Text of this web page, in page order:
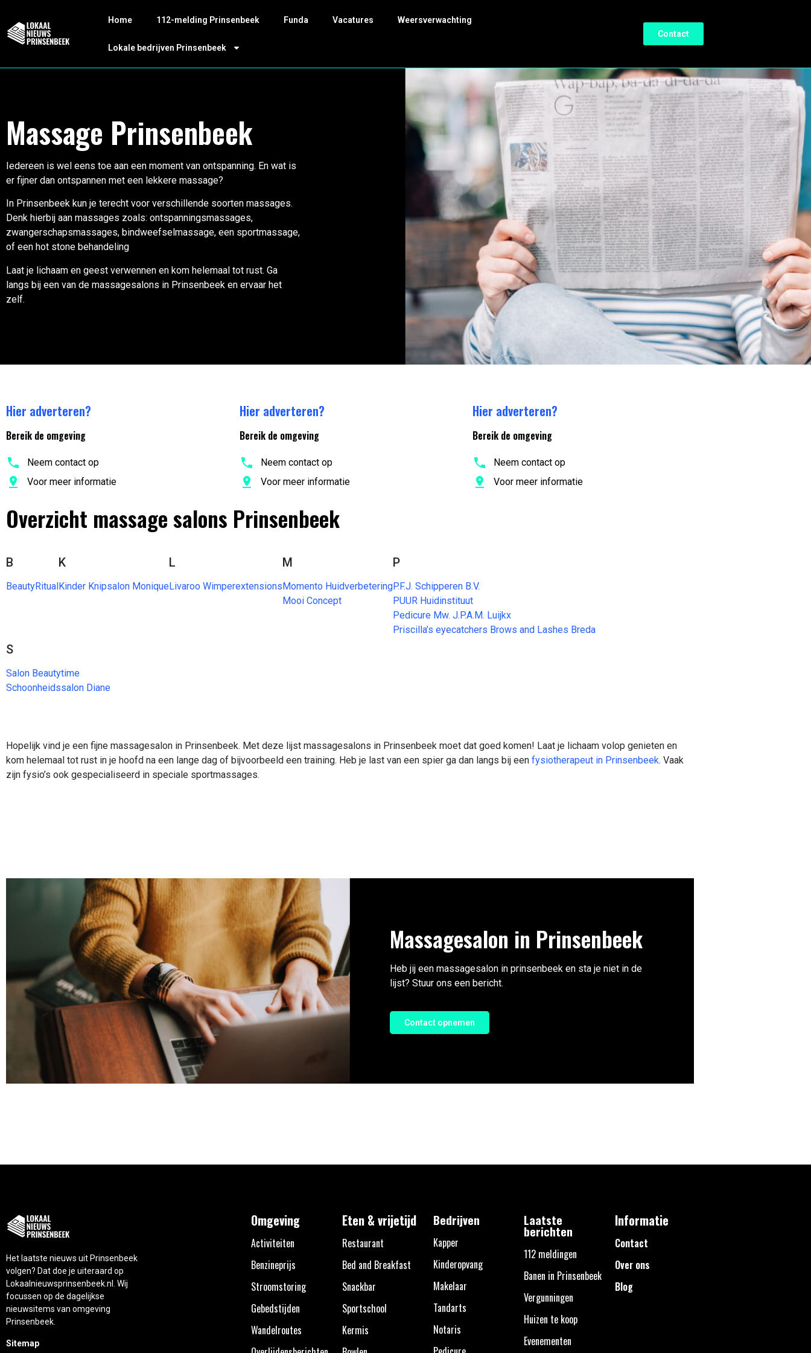
Home 112-melding Prinsenbeek Funda Vacatures Weersverwachting
Lokale bedrijven Prinsenbeek
Contact
Massage Prinsenbeek
Iedereen is wel eens toe aan een moment van ontspanning. En wat is
er fijner dan ontspannen met een lekkere massage?
In Prinsenbeek kun je terecht voor verschillende soorten massages.
Denk hierbij aan massages zoals: ontspanningsmassages,
zwangerschapsmassages, bindweefselmassage, een sportmassage,
of een hot stone behandeling
Laat je lichaam en geest verwennen en kom helemaal tot rust. Ga
langs bij een van de massagesalons in Prinsenbeek en ervaar het
zelf.
Hier adverteren?
Bereik de omgeving
Neem contact op
Voor meer informatie
Hier adverteren?
Bereik de omgeving
Neem contact op
Voor meer informatie
Hier adverteren?
Bereik de omgeving
Neem contact op
Voor meer informatie
Overzicht massage salons Prinsenbeek
B
BeautyRitual
K
Kinder Knipsalon Monique
L
Livaroo Wimperextensions
M
Momento Huidverbetering
Mooi Concept
P
P.F.J. Schipperen B.V.
PUUR Huidinstituut
Pedicure Mw. J.P.A.M. Luijkx
Priscilla’s eyecatchers Brows and Lashes Breda
S
Salon Beautytime
Schoonheidssalon Diane
Hopelijk vind je een fijne massagesalon in Prinsenbeek. Met deze lijst massagesalons in Prinsenbeek moet dat goed komen! Laat je lichaam volop genieten en
kom helemaal tot rust in je hoofd na een lange dag of bijvoorbeeld een training. Heb je last van een spier ga dan langs bij een fysiotherapeut in Prinsenbeek. Vaak
zijn fysio’s ook gespecialiseerd in speciale sportmassages.
Massagesalon in Prinsenbeek
Heb jij een massagesalon in prinsenbeek en sta je niet in de
lijst? Stuur ons een bericht.
Contact opnemen
Het laatste nieuws uit Prinsenbeek
volgen? Dat doe je uiteraard op
Lokaalnieuwsprinsenbeek.nl. Wij
focussen op de dagelijkse
nieuwsitems van omgeving
Prinsenbeek.
Sitemap
Omgeving
Activiteiten
Benzineprijs
Stroomstoring
Gebedstijden
Wandelroutes
Eten & vrijetijd
Restaurant
Bed and Breakfast
Snackbar
Sportschool
Kermis
Bedrijven
Kapper
Kinderopvang
Makelaar
Tandarts
Notaris
Laatste
berichten
112 meldingen
Banen in Prinsenbeek
Vergunningen
Huizen te koop
Evenementen
Informatie
Contact
Over ons
Blog